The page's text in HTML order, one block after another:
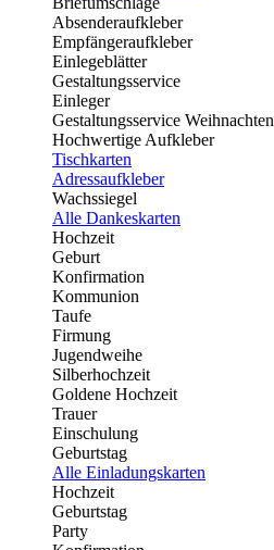
Absenderaufkleber
Empfängeraufkleber
Einlegeblätter
Gestaltungsservice
Einleger
Gestaltungsservice Weihnachten
Hochwertige Aufkleber
Tischkarten
Adressaufkleber
Wachssiegel
Alle Dankeskarten
Hochzeit
Geburt
Konfirmation
Kommunion
Taufe
Firmung
Jugendweihe
Silberhochzeit
Goldene Hochzeit
Trauer
Einschulung
Geburtstag
Alle Einladungskarten
Hochzeit
Geburtstag
Party